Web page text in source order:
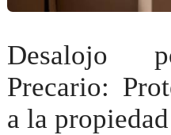
Desalojo
Precario:
a la propiedad